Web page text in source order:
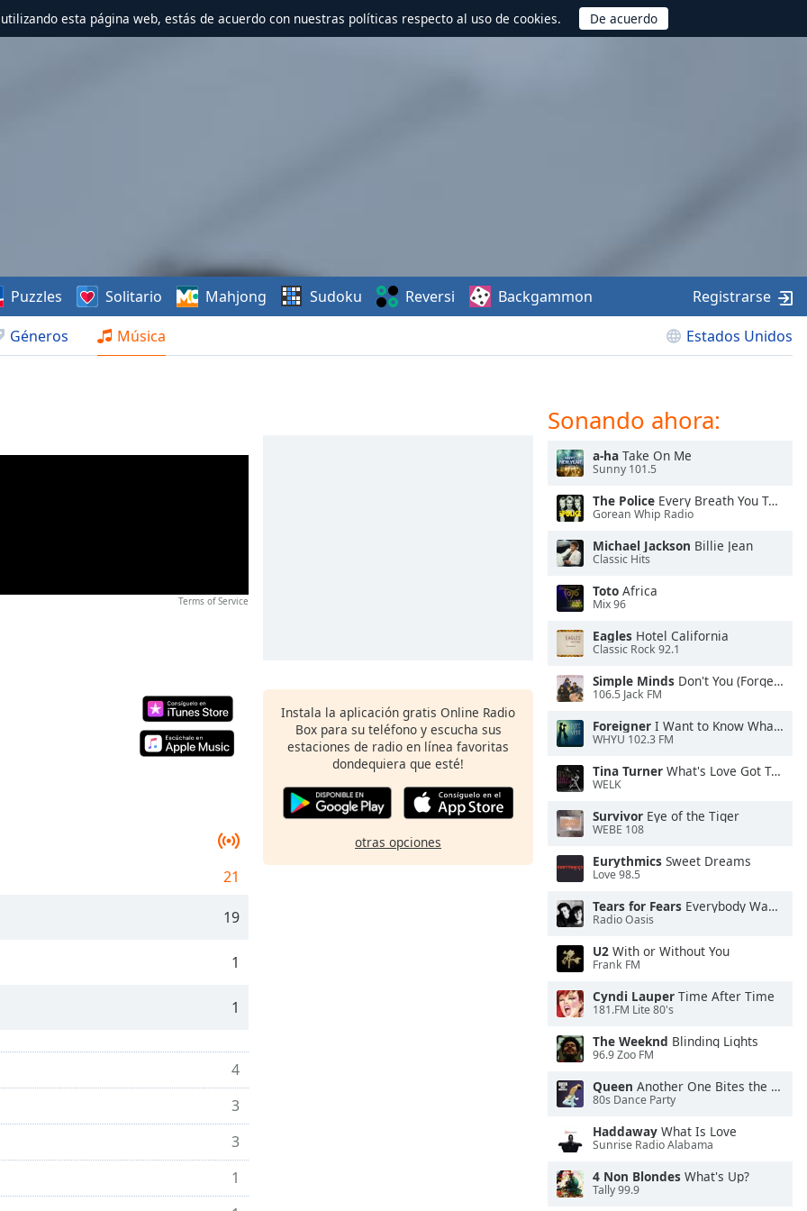
esta página web, estás de acuerdo con nuestras políticas respecto al uso de cookies.
Géneros Música Estados Unidos
Puzzles Solitario Mahjong Sudoku Reversi Backgammon Registrarse
Terms of Service
21
19
1
1
4
3
3
1
Instala la aplicación gratis Online Radio
Box para su teléfono y escucha sus
estaciones de radio en línea favoritas
dondequiera que esté!
otras opciones
Sonando ahora:
a-ha Take On Me
Sunny 101.5
The Police Every Breath You Take
Gorean Whip Radio
Michael Jackson Billie Jean
Classic Hits
Toto Africa
Mix 96
Eagles Hotel California
Classic Rock 92.1
Simple Minds Don't You (Forget About Me)
106.5 Jack FM
Foreigner I Want to Know What Love Is
WHYU 102.3 FM
Tina Turner What's Love Got To Do With It
WELK
Survivor Eye of the Tiger
WEBE 108
Eurythmics Sweet Dreams
Love 98.5
Tears for Fears Everybody Wants To Rule the World
Radio Oasis
U2 With or Without You
Frank FM
Cyndi Lauper Time After Time
181.FM Lite 80's
The Weeknd Blinding Lights
96.9 Zoo FM
Queen Another One Bites the Dust
80s Dance Party
Haddaway What Is Love
Sunrise Radio Alabama
4 Non Blondes What's Up?
Tally 99.9